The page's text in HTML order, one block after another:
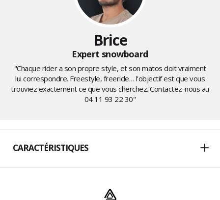
Brice
Expert snowboard
"Chaque rider a son propre style, et son matos doit vraiment
lui correspondre. Freestyle, freeride… l’objectif est que vous
trouviez exactement ce que vous cherchez. Contactez-nous au
04 11 93 22 30"
CARACTÉRISTIQUES